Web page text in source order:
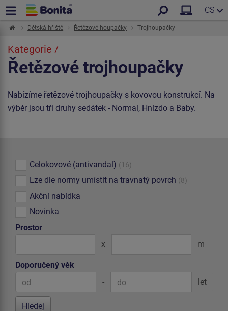
CS
Dětská hřiště Řetězové houpačky Trojhoupačky
Kategorie /
Řetězové trojhoupačky
Nabízíme řetězové trojhoupačky s kovovou konstrukcí. Na
výběr jsou tři druhy sedátek - Normal, Hnízdo a Baby.
Celokovové (antivandal) (16)
Lze dle normy umístit na travnatý povrch (8)
Akční nabídka
Novinka
Prostor
x
m
Doporučený věk
-
let